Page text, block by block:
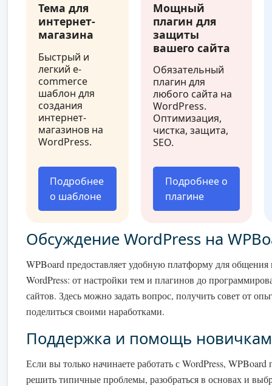
Тема для
интернет-
магазина
Быстрый и
легкий e-
commerce
шаблон для
создания
интернет-
магазинов на
WordPress.
Подробнее
о шаблоне
Мощный
плагин для
защиты
вашего сайта
Обязательный
плагин для
любого сайта на
WordPress.
Оптимизация,
чистка, защита,
SEO.
Подробнее о
плагине
Обсуждение WordPress на
WPBoard предоставляет удобную платформу для общения
WordPress: от настройки тем и плагинов до
сайтов. Здесь можно задать вопрос, получить совет от
поделиться своими наработками.
Поддержка и помощь новичкам
Если вы только начинаете работать с WordPress,
решить типичные проблемы, разобраться в основах и